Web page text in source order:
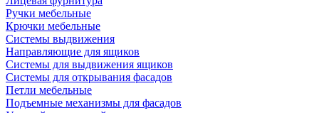
Ручки мебельные
Крючки мебельные
Системы выдвижения
Направляющие для ящиков
Системы для выдвижения ящиков
Системы для открывания фасадов
Петли мебельные
Подъемные механизмы для фасадов